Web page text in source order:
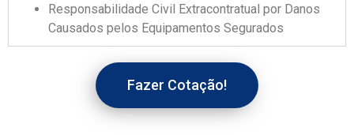
Responsabilidade Civil Extracontratual por Danos
Causados pelos Equipamentos Segurados
Fazer Cotação!